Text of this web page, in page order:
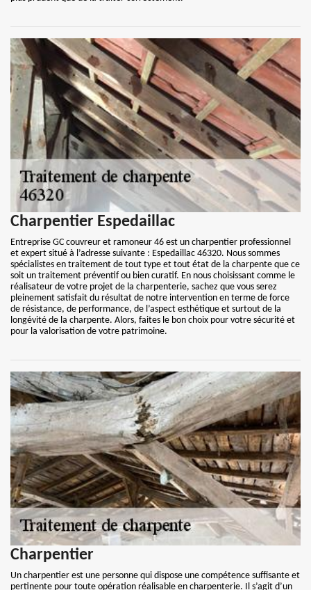
Charpentier Espedaillac
Entreprise GC couvreur et ramoneur 46 est un charpentier professionnel
et expert situé à l’adresse suivante : Espedaillac 46320. Nous sommes
spécialistes en traitement de tout type et tout état de la charpente que ce
soit un traitement préventif ou bien curatif. En nous choisissant comme le
réalisateur de votre projet de la charpenterie, sachez que vous serez
pleinement satisfait du résultat de notre intervention en terme de force
de résistance, de performance, de l’aspect esthétique et surtout de la
longévité de la charpente. Alors, faites le bon choix pour votre sécurité et
pour la valorisation de votre patrimoine.
Charpentier
Un charpentier est une personne qui dispose une compétence suffisante et
pertinente pour toute opération réalisable en charpenterie. Il s’agit d’un